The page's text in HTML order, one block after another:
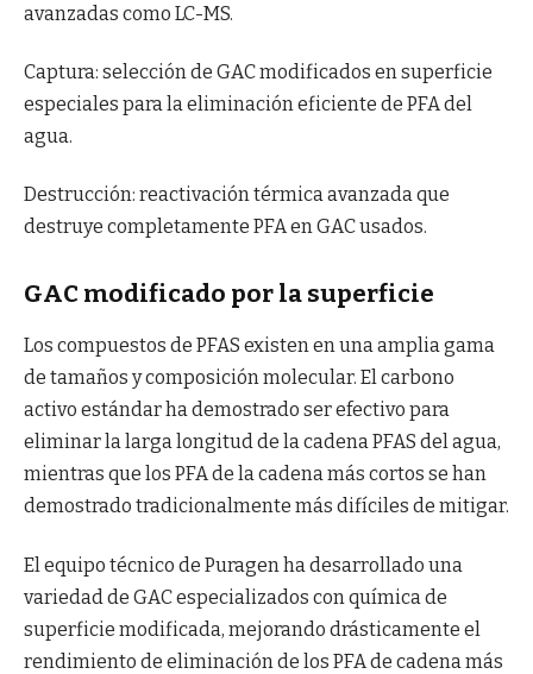
avanzadas como LC-MS.
Captura: selección de GAC modificados en superficie
especiales para la eliminación eficiente de PFA del
agua.
Destrucción: reactivación térmica avanzada que
destruye completamente PFA en GAC usados.
GAC modificado por la superficie
Los compuestos de PFAS existen en una amplia gama
de tamaños y composición molecular. El carbono
activo estándar ha demostrado ser efectivo para
eliminar la larga longitud de la cadena PFAS del agua,
mientras que los PFA de la cadena más cortos se han
demostrado tradicionalmente más difíciles de mitigar.
El equipo técnico de Puragen ha desarrollado una
variedad de GAC especializados con química de
superficie modificada, mejorando drásticamente el
rendimiento de eliminación de los PFA de cadena más